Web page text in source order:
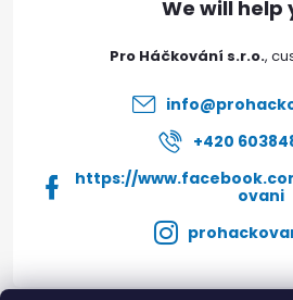
Pro Háčkování s.r.o.
info@
+420
https://
ovani